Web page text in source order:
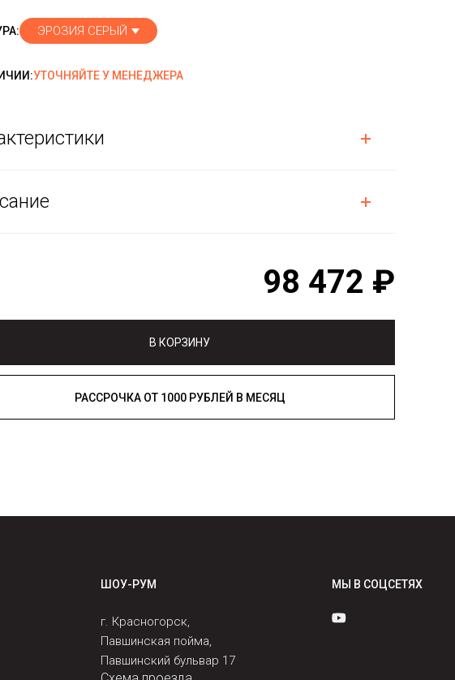
ЭРОЗИЯ СЕРЫЙ
УТОЧНЯЙТЕ У МЕНЕДЖЕРА
98 472 ₽
В КОРЗИНУ
РАССРОЧКА ОТ 1000 РУБЛЕЙ В МЕСЯЦ
ШОУ-РУМ
г. Красногорск,
Павшинская пойма,
Павшинский бульвар 17
МЫ В СОЦСЕТЯХ